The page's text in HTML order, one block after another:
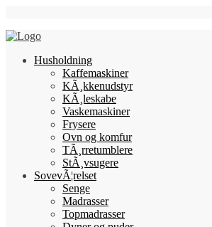
content
Husholdning
Kaffemaskiner
KÃ¸kkenudstyr
KÃ¸leskabe
Vaskemaskiner
Frysere
Ovn og komfur
TÃ¸rretumblere
StÃ¸vsugere
SovevÃ¦relset
Senge
Madrasser
Topmadrasser